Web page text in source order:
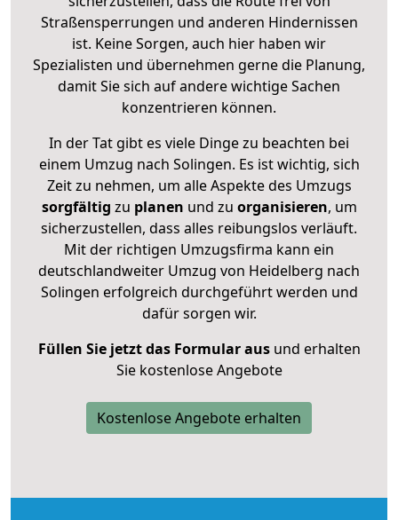
Straßensperrungen und anderen Hindernissen
ist. Keine Sorgen, auch hier haben wir
Spezialisten und übernehmen gerne die Planung,
damit Sie sich auf andere wichtige Sachen
konzentrieren können.
In der Tat gibt es viele Dinge zu beachten bei
einem Umzug nach Solingen. Es ist wichtig, sich
Zeit zu nehmen, um alle Aspekte des Umzugs
sorgfältig zu planen und zu organisieren, um
sicherzustellen, dass alles reibungslos verläuft.
Mit der richtigen Umzugsfirma kann ein
deutschlandweiter Umzug von Heidelberg nach
Solingen erfolgreich durchgeführt werden und
dafür sorgen wir.
Füllen Sie jetzt das Formular ausund erhalten
Sie kostenlose Angebote
Kostenlose Angebote erhalten